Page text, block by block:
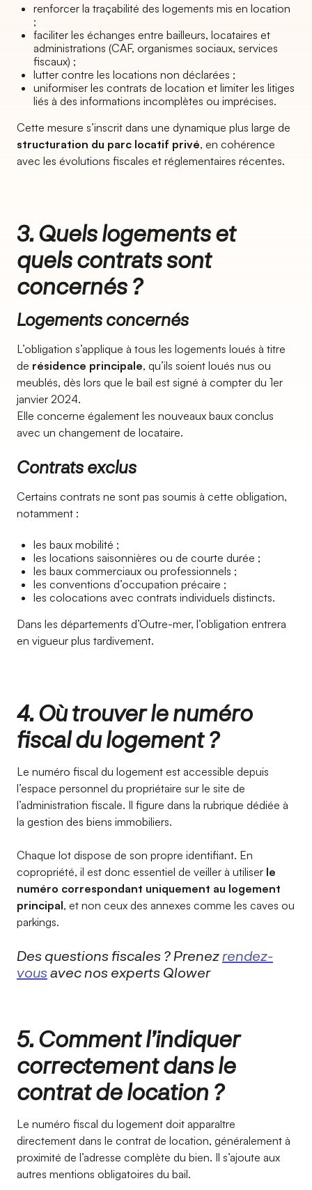
renforcer la traçabilité des logements mis en location
;
faciliter les échanges entre bailleurs, locataires et
administrations (CAF, organismes sociaux, services
fiscaux) ;
lutter contre les locations non déclarées ;
uniformiser les contrats de location et limiter les litiges
liés à des informations incomplètes ou imprécises.
Cette mesure s’inscrit dans une dynamique plus large de
structuration du parc locatif privé, en cohérence
avec les évolutions fiscales et réglementaires récentes.
3. Quels logements et
quels contrats sont
concernés ?
Logements concernés
L’obligation s’applique à tous les logements loués à titre
de résidence principale, qu’ils soient loués nus ou
meublés, dès lors que le bail est signé à compter du 1er
janvier 2024.
Elle concerne également les nouveaux baux conclus
avec un changement de locataire.
Contrats exclus
Certains contrats ne sont pas soumis à cette obligation,
notamment :
les baux mobilité ;
les locations saisonnières ou de courte durée ;
les baux commerciaux ou professionnels ;
les conventions d’occupation précaire ;
les colocations avec contrats individuels distincts.
Dans les départements d’Outre-mer, l’obligation entrera
en vigueur plus tardivement.
4. Où trouver le numéro
fiscal du logement ?
Le numéro fiscal du logement est accessible depuis
l’espace personnel du propriétaire sur le site de
l’administration fiscale. Il figure dans la rubrique dédiée à
la gestion des biens immobiliers.
Chaque lot dispose de son propre identifiant. En
copropriété, il est donc essentiel de veiller à utiliser le
numéro correspondant uniquement au logement
principal, et non ceux des annexes comme les caves ou
parkings.
Des questions fiscales ? Prenez rendez-
vousavec nos experts Qlower
5. Comment l’indiquer
correctement dans le
contrat de location ?
Le numéro fiscal du logement doit apparaître
directement dans le contrat de location, généralement à
proximité de l’adresse complète du bien. Il s’ajoute aux
autres mentions obligatoires du bail.